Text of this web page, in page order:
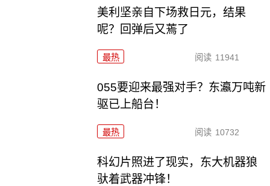
美利坚亲自下场救日元，结果
呢？回弹后又蔫了
最热 阅读 11941
055要迎来最强对手？东瀛万吨新
驱已上船台！
最热 阅读 10732
科幻片照进了现实，东大机器狼
驮着武器冲锋！